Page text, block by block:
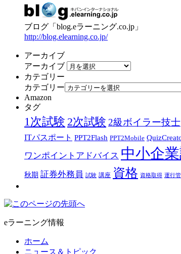
ブログ「blog.eラーニング.co.jp」
http://blog.elearning.co.jp/
アーカイブ
アーカイブ
カテゴリー
カテゴリー
Amazon
タグ
1次試験 2次試験 2級ボイラー技士
ITパスポート PPT2Flash PPT2Mobile
ワンポイントアドバイス 中小企
秋期 証券外務員 試験 講座 資格 資格取得 運行
eラーニング情報
ホーム
ニュース＆トピック